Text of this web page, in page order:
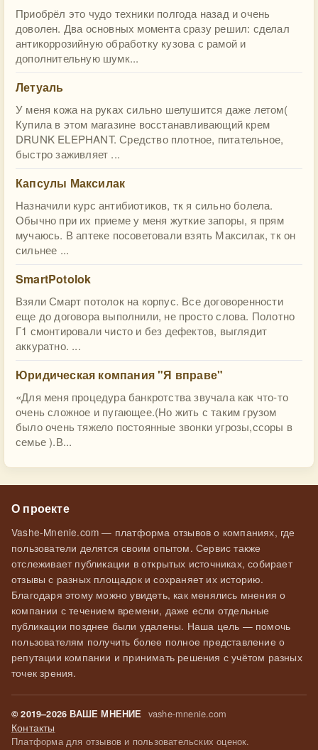
Приобрёл это чудо техники полгода назад и очень
доволен. Два основных момента сразу решил: сделал
антикоррозийную обработку кузова с рамой и
дополнительную шумк...
Летуаль
У меня кожа на руках сильно шелушится даже летом(
Купила в этом магазине восстанавливающий крем
DRUNK ELEPHANT. Средство плотное, питательное,
быстро заживляет ...
Капсулы Максилак
Назначили курс антибиотиков, тк я сильно болела.
Обычно при их приеме у меня жуткие запоры, я прям
мучаюсь. В аптеке посоветовали взять Максилак, тк он
сильнее ...
SmartPotolok
Взяли Смарт потолок на корпус. Все договоренности
еще до договора выполнили, не просто слова. Полотно
Г1 смонтировали чисто и без дефектов, выглядит
аккуратно. ...
Юридическая компания "Я вправе"
«Для меня процедура банкротства звучала как что-то
очень сложное и пугающее.(Но жить с таким грузом
было очень тяжело постоянные звонки угрозы,ссоры в
семье ).В...
О проекте
Vashe-Mnenie.com — платформа отзывов о компаниях, где
пользователи делятся своим опытом. Сервис также
отслеживает публикации в открытых источниках, собирает
отзывы с разных площадок и сохраняет их историю.
Благодаря этому можно увидеть, как менялись мнения о
компании с течением времени, даже если отдельные
публикации позднее были удалены. Наша цель — помочь
пользователям получить более полное представление о
репутации компании и принимать решения с учётом разных
точек зрения.
© 2019–2026 ВАШЕ МНЕНИЕ vashe-mnenie.com
Контакты
Платформа для отзывов и пользовательских оценок.